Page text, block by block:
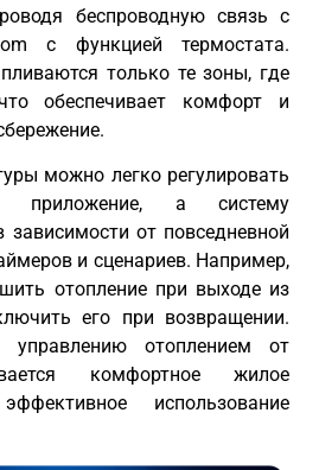
беспроводную связь с
с функцией термостата.
только те зоны, где
обеспечивает комфорт и
можно легко регулировать
приложение, а систему
зависимости от повседневной
и сценариев. Например,
отопление при выходе из
его при возвращении.
управлению отоплением от
комфортное жилое
использование